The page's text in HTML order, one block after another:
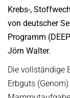
OMBUDSPERSON
DOCTORAL
COMPANY
Board of Trustees
ANNIVERSARIES
25th anniversary
30th anniversary
Krebs-,
von deutscher
Programm
Jörn Walter.
Die vollständige
Erbguts